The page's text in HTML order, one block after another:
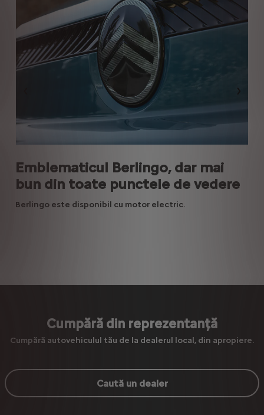
Emblematicul Berlingo, dar mai
bun din toate punctele de vedere
Berlingo este disponibil cu motor electric.
Cumpără din reprezentanță
Cumpără autovehiculul tău de la dealerul local, din apropiere.
Caută un dealer